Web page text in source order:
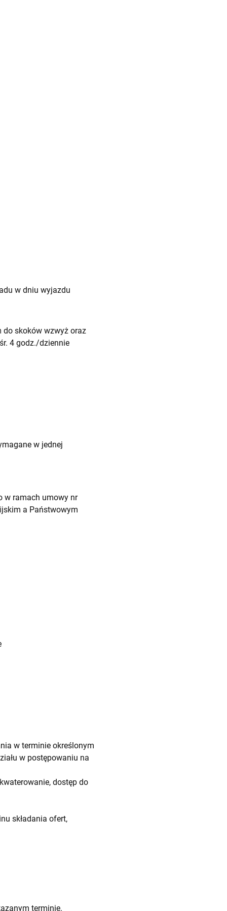
w dniu wyjazdu
skoków wzwyż oraz
4 godz./dziennie
w jednej
w ramach umowy nr
a Państwowym
w terminie określonym
w postępowaniu na
dostęp do
składania ofert,
terminie.